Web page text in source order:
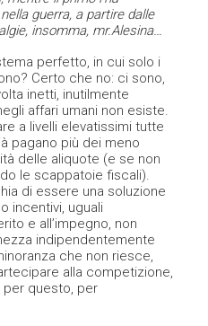
guerra, a partire dalle
insomma, mr.Alesina…
perfetto, in cui solo i
Certo che no: ci sono,
inetti, inutilmente
affari umani non esiste.
a livelli elevatissimi tutte
pagano più dei meno
delle aliquote (e se non
le scappatoie fiscali).
di essere una soluzione
incentivi, uguali
e all’impegno, non
indipendentemente
che non riesce,
alla competizione,
per questo, per